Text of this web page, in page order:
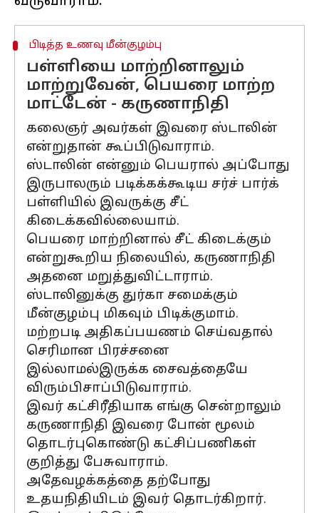
பிடித்த உணவு மீன்குழம்பு
பள்ளியை மாற்றினாலும்
மாற்றுவேன், பெயரை மாற்ற
மாட்டேன் - கருணாநிதி
கலைஞர் அவர்கள் இவரை ஸ்டாலின்
என்றுதான் கூப்பிடுவாராம்.
ஸ்டாலின் என்னும் பெயரால் அப்போது
இருபாலரும் படிக்கக்கூடிய சர்ச் பார்க்
பள்ளியில் இவருக்கு சீட்
கிடைக்கவில்லையாம்.
பெயரை மாற்றினால் சீட் கிடைக்கும்
என்றுகூறிய நிலையில், கருணாநிதி
அதனை மறுத்துவிட்டாராம்.
ஸ்டாலினுக்கு துர்கா சமைக்கும்
மீன்குழம்பு மிகவும் பிடிக்குமாம்.
மற்றபடி அதிகப்பயணம் செய்வதால்
செரிமான பிரச்சனை
இல்லாமல்இருக்க சைவத்தையே
விரும்பிசாப்பிடுவாராம்.
இவர் கட்சிரீதியாக எங்கு சென்றாலும்
கருணாநிதி இவரை போன் மூலம்
தொடர்புகொண்டு கட்சிப்பணிகள்
குறித்து பேசுவாராம்.
அதேவழக்கத்தை தற்போது
உதயநிதியிடம் இவர் தொடர்கிறார்.